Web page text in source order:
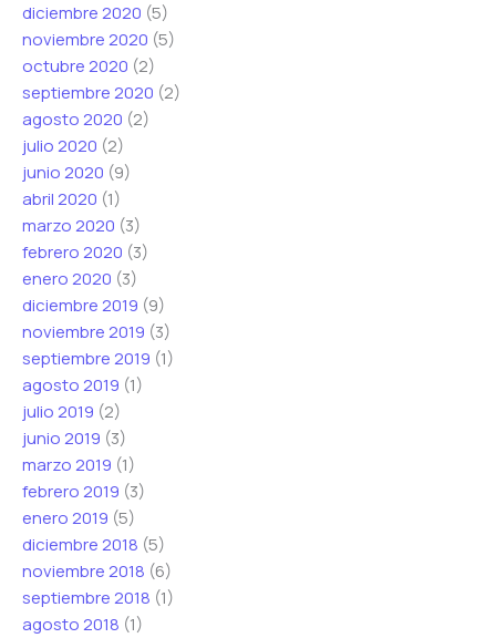
diciembre 2020 (5)
noviembre 2020 (5)
octubre 2020 (2)
septiembre 2020 (2)
agosto 2020 (2)
julio 2020 (2)
junio 2020 (9)
abril 2020 (1)
marzo 2020 (3)
febrero 2020 (3)
enero 2020 (3)
diciembre 2019 (9)
noviembre 2019 (3)
septiembre 2019 (1)
agosto 2019 (1)
julio 2019 (2)
junio 2019 (3)
marzo 2019 (1)
febrero 2019 (3)
enero 2019 (5)
diciembre 2018 (5)
noviembre 2018 (6)
septiembre 2018 (1)
agosto 2018 (1)